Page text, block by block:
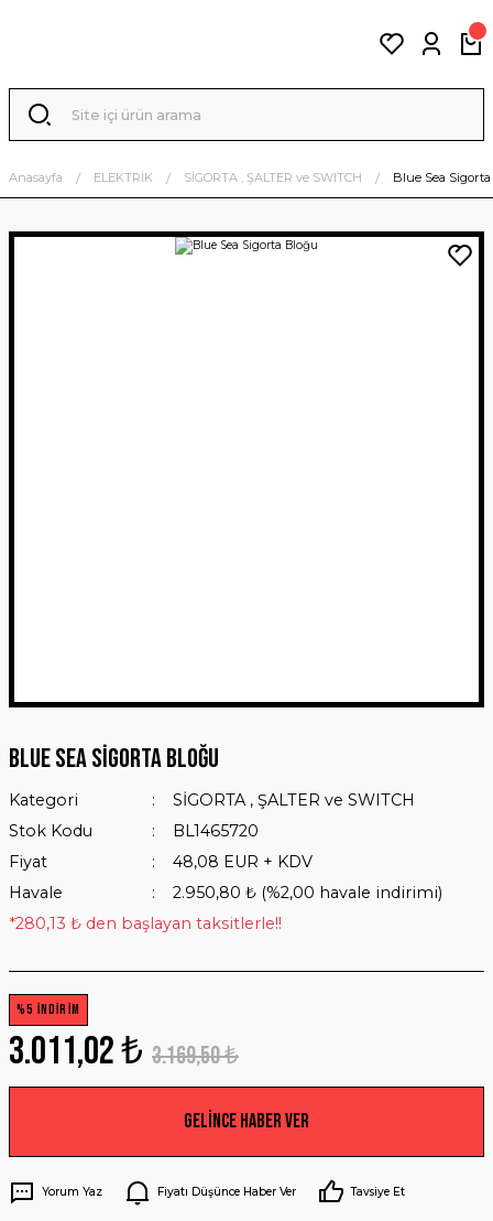
Anasayfa ELEKTRİK SİGORTA , ŞALTER ve SWITCH Blue Sea
Blue Sea Sigorta Bloğu
Kategori
SİGORTA , ŞALTER ve SWITCH
Stok Kodu
BL1465720
Fiyat
48,08 EUR + KDV
Havale
2.950,80 ₺ (%2,00 havale indirimi)
*280,13 ₺ den başlayan taksitlerle!!
%5 İNDİRİM
3.011,02 ₺ 3.169,50 ₺
Gelince Haber Ver
Yorum Yaz Fiyatı Düşünce Haber Ver Tavsiye Et